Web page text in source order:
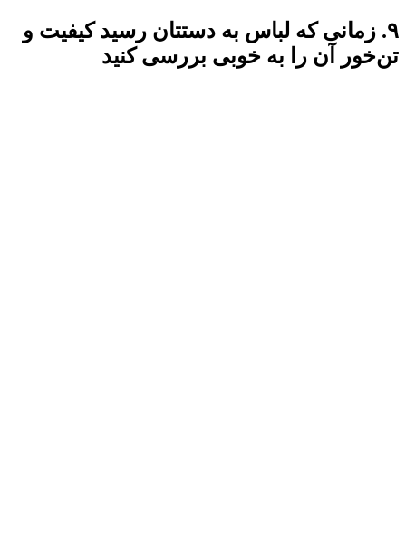
۹. زمانی که لباس به دستتان رسید کیفیت و
تن‌خور آن را به خوبی بررسی کنید